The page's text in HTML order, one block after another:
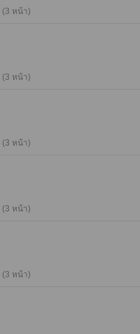
ส่ายหน้าไปมา เธอแค่
ปจากฉันได้ง่ายๆ ฝันอยู่หรือ
(3 หน้า)
(3 หน้า)
(3 หน้า)
(3 หน้า)
(3 หน้า)